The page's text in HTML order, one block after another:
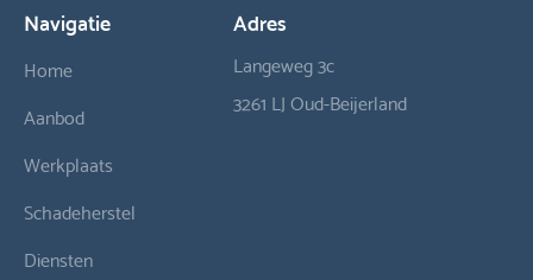
Navigatie
Home
Aanbod
Werkplaats
Schadeherstel
Diensten
Adres
Langeweg 3c
3261 LJ Oud-Beijerland